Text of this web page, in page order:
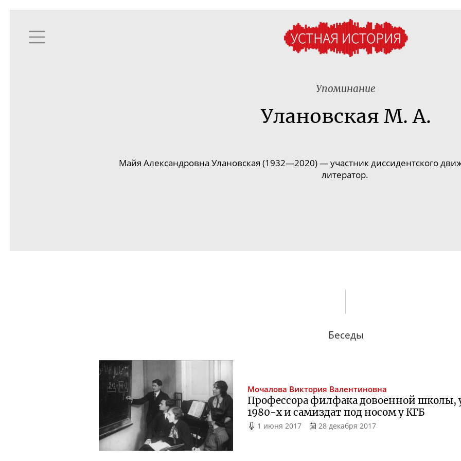
Упоминание
Улановская М. А.
Майя Александровна Улановская (1932—2020) — участникдиссидентского
литератор.
Беседы
Мочалова Виктория Валентиновна
Профессора филфака довоенной школы,
1980-хи самиздат под носом у КГБ
1 июня 2017 28 декабря 2017